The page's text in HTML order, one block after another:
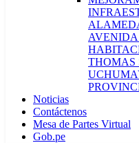
AVENIDA
THOMAS
Noticias
Contáctenos
Mesa de Partes Virtual
Gob.pe